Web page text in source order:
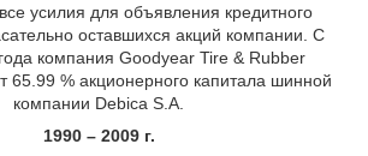
усилия для объявления кредитного
оставшихся акций компании. С
компания Goodyear Tire & Rubber
65.99 % акционерного капитала шинной
компании Debica S.A.
1990 – 2009 г.